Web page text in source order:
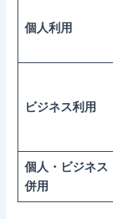
個人利用
ビジネス利用
個人・ビジネス
併用